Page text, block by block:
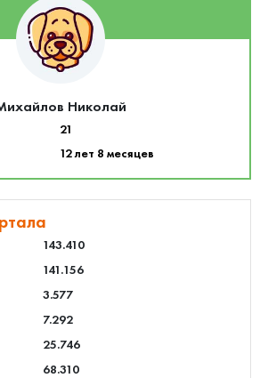
Николай
21
12 лет 8 месяцев
143.410
141.156
3.577
7.292
25.746
68.310